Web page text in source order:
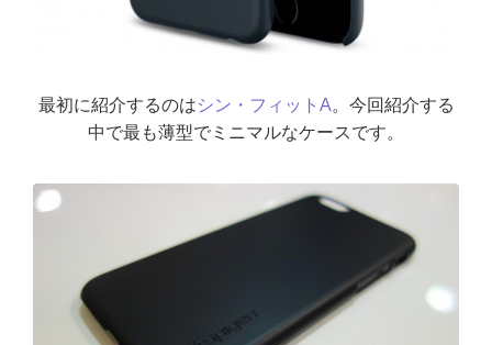
最初に紹介するのはシン・フィットA。今回紹介する
中で最も薄型でミニマルなケースです。